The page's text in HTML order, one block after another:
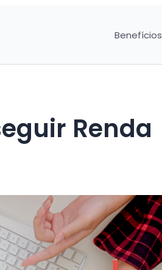
Benefícios
Renda